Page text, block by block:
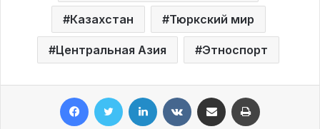
Казахстан Тюркский мир
Центральная Азия Этноспорт